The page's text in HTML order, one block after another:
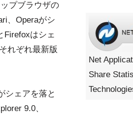
Net
Share
プブラウザの
、Operaがシ
Firefoxはシェ
れぞれ最新版
シェアを落と
9.0、